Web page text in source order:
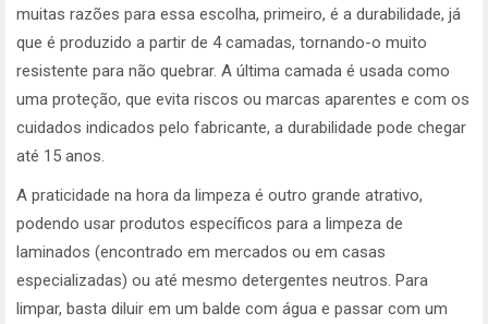
muitas razões para essa escolha, primeiro, é a durabilidade, já
que é produzido a partir de 4 camadas, tornando-o muito
resistente para não quebrar. A última camada é usada como
uma proteção, que evita riscos ou marcas aparentes e com os
cuidados indicados pelo fabricante, a durabilidade pode chegar
até 15 anos.
A praticidade na hora da limpeza é outro grande atrativo,
podendo usar produtos específicos para a limpeza de
laminados (encontrado em mercados ou em casas
especializadas) ou até mesmo detergentes neutros. Para
limpar, basta diluir em um balde com água e passar com um